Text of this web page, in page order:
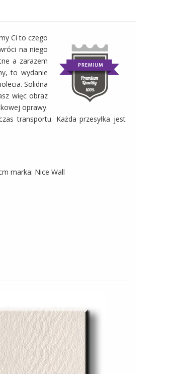
Ci to czego
na niego
a zarazem
to wydanie
Solidna
więc obraz
oprawy.
transportu. Każda przesyłka jest
marka: Nice Wall